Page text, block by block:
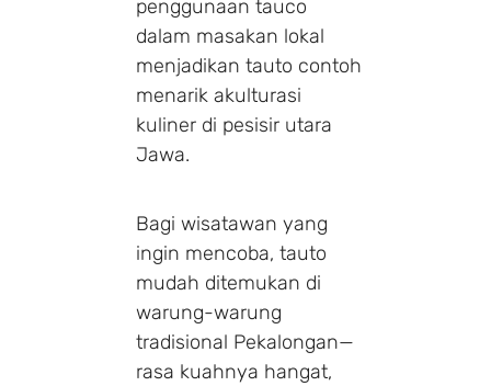
penggunaan tauco
dalam masakan lokal
menjadikan tauto contoh
menarik akulturasi
kuliner di pesisir utara
Jawa.
Bagi wisatawan yang
ingin mencoba, tauto
mudah ditemukan di
warung-warung
tradisional Pekalongan—
rasa kuahnya hangat,